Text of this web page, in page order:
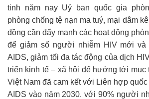
tinh năm nay Uỷ ban quốc gia
phòng chống tệ nạn ma tuý, mại dâm
đồng cần đẩy mạnh các hoạt động
để giảm số người nhiễm HIV mới và
AIDS, giảm tối đa tác động của dịch
triển kinh tế – xã hội để hướng tới
Việt Nam đã cam kết với Liên hợp
AIDS vào năm 2030. với 90% người